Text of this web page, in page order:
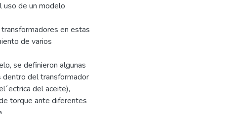
uso de un modelo
en estas
de varios
se definieron algunas
dentro del transformador
del aceite),
torque ante diferentes